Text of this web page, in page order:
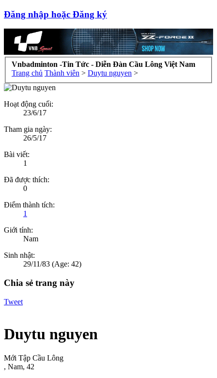
Đăng nhập hoặc Đăng ký
Vnbadminton -Tin Tức - Diễn Đàn Cầu Lông Việt Nam
Trang chủ Thành viên > Duytu nguyen >
Hoạt động cuối:
23/6/17
Tham gia ngày:
26/5/17
Bài viết:
1
Đã được thích:
0
Điểm thành tích:
1
Giới tính:
Nam
Sinh nhật:
29/11/83 (Age: 42)
Chia sẻ trang này
Tweet
Duytu nguyen
Mới Tập Cầu Lông
, Nam, 42